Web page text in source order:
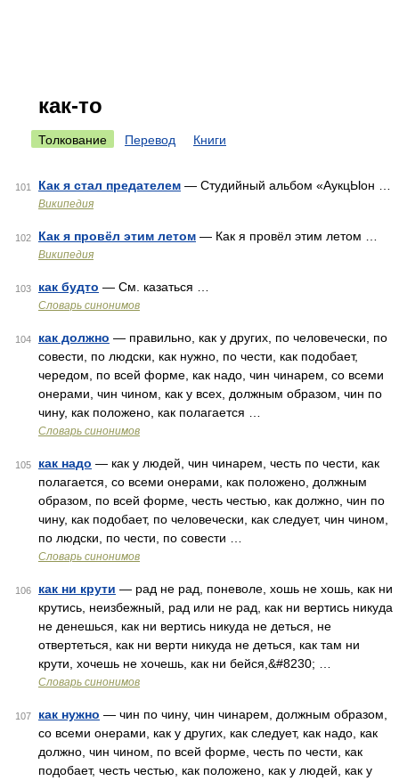
как-то
Толкование Перевод Книги
101 Как я стал предателем — Студийный альбом «АукцЫон …
Википедия
102 Как я провёл этим летом — Как я провёл этим летом …
Википедия
103 как будто — См. казаться …
Словарь синонимов
104 как должно — правильно, как у других, по человечески, по
совести, по людски, как нужно, по чести, как подобает,
чередом, по всей форме, как надо, чин чинарем, со всеми
онерами, чин чином, как у всех, должным образом, чин по
чину, как положено, как полагается …
Словарь синонимов
105 как надо — как у людей, чин чинарем, честь по чести, как
полагается, со всеми онерами, как положено, должным
образом, по всей форме, честь честью, как должно, чин по
чину, как подобает, по человечески, как следует, чин чином,
по людски, по чести, по совести …
Словарь синонимов
106 как ни крути — рад не рад, поневоле, хошь не хошь, как ни
крутись, неизбежный, рад или не рад, как ни вертись никуда
не денешься, как ни вертись никуда не деться, не
отвертеться, как ни верти никуда не деться, как там ни
крути, хочешь не хочешь, как ни бейся,&#8230; …
Словарь синонимов
107 как нужно — чин по чину, чин чинарем, должным образом,
со всеми онерами, как у других, как следует, как надо, как
должно, чин чином, по всей форме, честь по чести, как
подобает, честь честью, как положено, как у людей, как у